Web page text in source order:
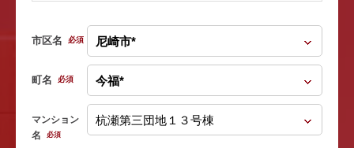
市区名 必須
町名 必須
マンション
名
必須